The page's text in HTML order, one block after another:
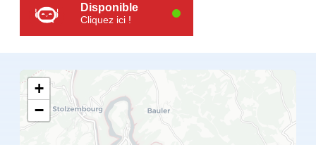
Disponible
Cliquez ici !
+
−